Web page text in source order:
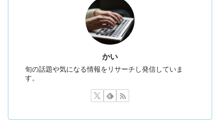
かい
旬の話題や気になる情報をリサーチし発信していま
す。